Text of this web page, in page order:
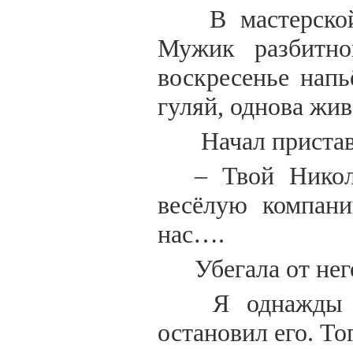
В
Мужик
воскресенье
гуляй, однова
Начал
– Твой
весёлую
нас….
Убегала от
Я однажды
остановил его.